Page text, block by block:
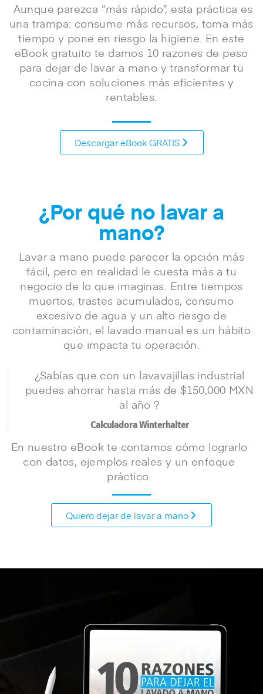
Aunque parezca “más rápido”, esta práctica es
una trampa: consume más recursos, toma más
tiempo y pone en riesgo la higiene. En este
eBook gratuito te damos 10 razones de peso
para dejar de lavar a mano y transformar tu
cocina con soluciones más eficientes y
rentables.
Descargar eBook GRATIS
¿Por qué no lavar a
mano?
Lavar a mano puede parecer la opción más
fácil, pero en realidad le cuesta más a tu
negocio de lo que imaginas. Entre tiempos
muertos, trastes acumulados, consumo
excesivo de agua y un alto riesgo de
contaminación, el lavado manual es un hábito
que impacta tu operación.
¿Sabías que con un lavavajillas industrial
puedes ahorrar hasta más de $150,000 MXN
al año ?
Calculadora Winterhalter
En nuestro eBook te contamos cómo lograrlo
con datos, ejemplos reales y un enfoque
práctico.
Quiero dejar de lavar a mano